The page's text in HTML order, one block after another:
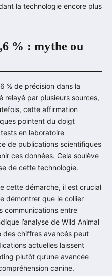
la technologie encore plus
% : mythe ou
% de précision dans la
relayé par plusieurs sources,
cette affirmation
pointent du doigt
en laboratoire
de publications scientifiques
ces données. Cela soulève
de cette technologie.
cette démarche, il est crucial
démontrer que le collier
communications entre
l’analyse de Wild Animal
des chiffres avancés peut
actuelles laissent
plutôt qu’une avancée
canine.